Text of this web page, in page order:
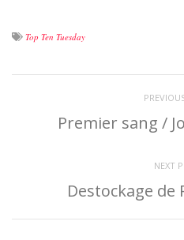
Top Ten Tuesday
Premier sang /
NEXT
Destockage de